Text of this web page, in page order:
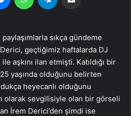
sıkça gündeme
geçtiğimiz haftalarda DJ
aşkını ilan etmişti. Katıldığı bir
yaşında olduğunu belirten
heyecanlı olduğunu
olarak sevgilisiyle olan bir görseli
İrem Derici’den şimdi ise